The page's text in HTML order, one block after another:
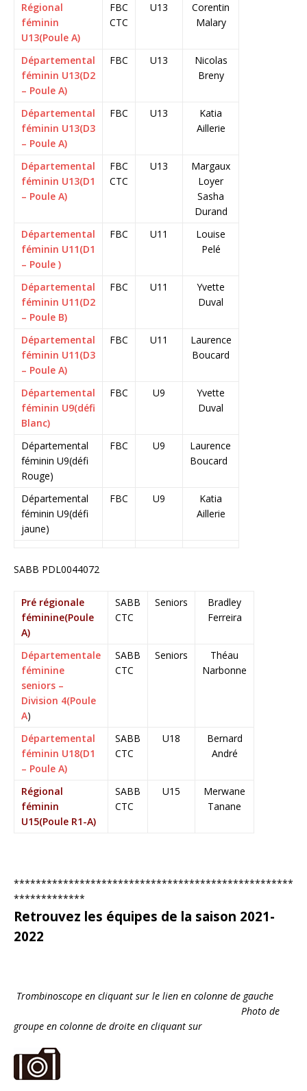
Régional
féminin
U13(Poule A)
FBC
CTC
U13
Corentin
Malary
Départemental
féminin U13(D2
– Poule A)
FBC U13
Nicolas
Breny
Départemental
féminin U13(D3
– Poule A)
FBC U13
Katia
Aillerie
Départemental
féminin U13(D1
– Poule A)
FBC
CTC
U13
Margaux
Loyer
Sasha
Durand
Départemental
féminin U11(D1
– Poule )
FBC U11
Louise
Pelé
Départemental
féminin U11(D2
– Poule B)
FBC U11
Yvette
Duval
Départemental
féminin U11(D3
– Poule A)
FBC U11
Laurence
Boucard
Départemental
féminin U9(défi
Blanc)
FBC U9
Yvette
Duval
Départemental
féminin U9(défi
Rouge)
FBC U9
Laurence
Boucard
Départemental
féminin U9(défi
jaune)
FBC U9
Katia
Aillerie
SABB PDL0044072
Pré régionale
féminine(Poule
A)
SABB
CTC
Seniors
Bradley
Ferreira
Départementale
féminine
seniors –
Division 4(Poule
A)
SABB
CTC
Seniors
Théau
Narbonne
Départemental
féminin U18(D1
– Poule A)
SABB
CTC
U18
Bernard
André
Régional
féminin
U15(Poule R1-A)
SABB
CTC
U15
Merwane
Tanane
***************************************************
*************
Retrouvez les équipes de la saison 2021-
2022
Trombinoscope en cliquant sur le lien en colonne de gauche
Photo de
groupe en colonne de droite en cliquant sur